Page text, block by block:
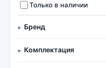
Только в наличии
Бренд
Комплектация